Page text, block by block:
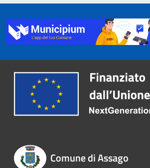
Comune di Assago